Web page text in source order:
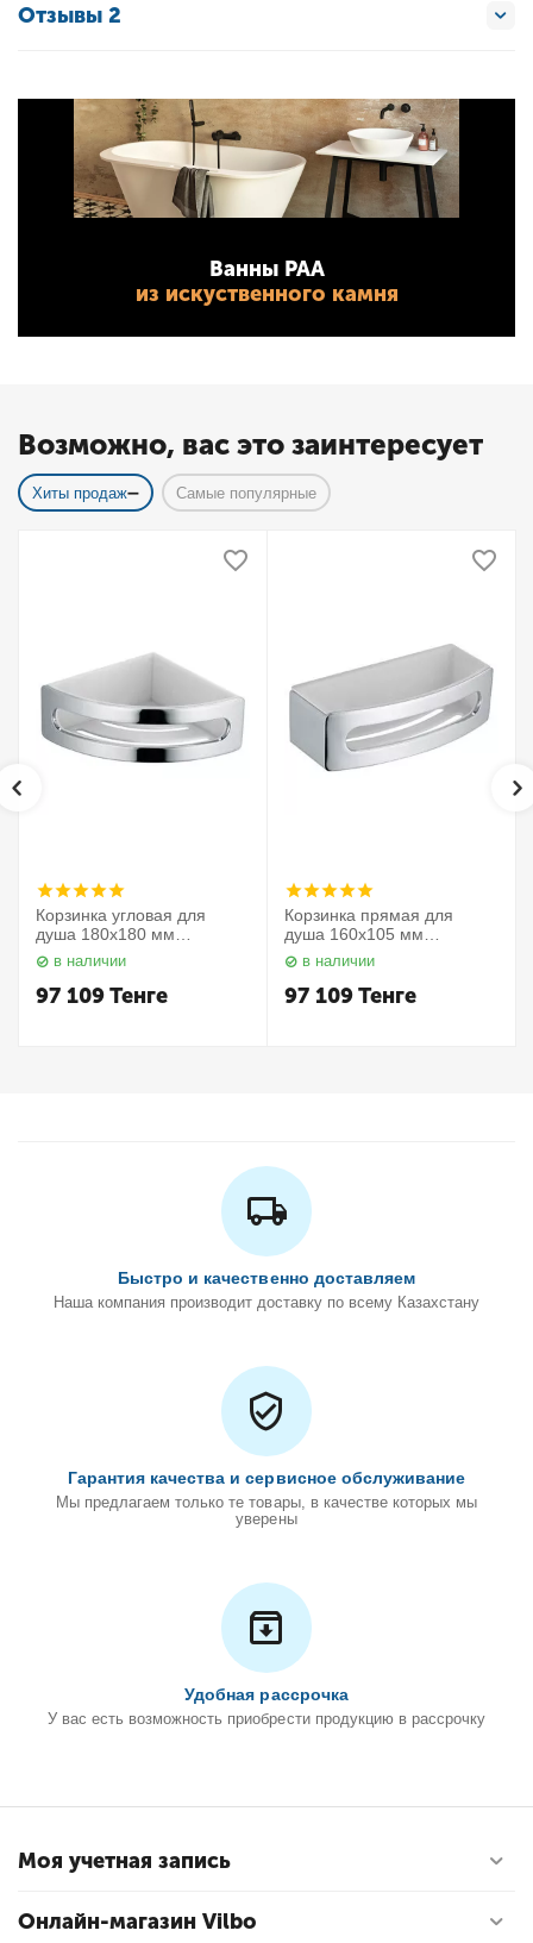
Отзывы 2
Ванны PAA
из искуственного камня
Возможно, вас это заинтересует
Хиты продаж Самые популярные
Корзинка угловая для
душа 180х180 мм
Elegance 11657010000
Keuco
в наличии
97 109Тенге
Корзинка прямая для
душа 160х105 мм
Elegance 11658010000
Keuco
в наличии
97 109Тенге
Быстро и качественно доставляем
Наша компания производит доставку по всему Казахстану
Гарантия качества и сервисное обслуживание
Мы предлагаем только те товары, в качестве которых мы
уверены
Удобная рассрочка
У вас есть возможность приобрести продукцию в рассрочку
Моя учетная запись
Онлайн-магазин Vilbo